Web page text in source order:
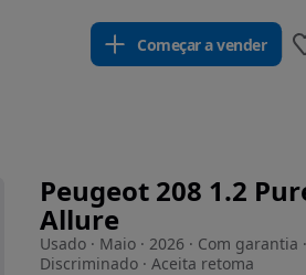
Começar a vender
Peugeot 208 1.2
Allure
Usado · Maio · 2026 · Com garantia
Discriminado · Aceita retoma